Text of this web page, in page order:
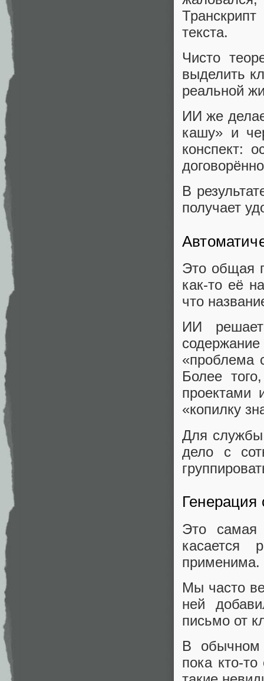
текста.
Чисто
выделить
реальной
ИИ же
кашу» и
конспект:
В
получает
Это общая
как-то её
что
ИИ
«проблема
Более
проектами
«копилку
Для
дело с
Генерация
Это самая
касается
применима.
Мы часто
ней
письмо от
В обычном
пока кто-